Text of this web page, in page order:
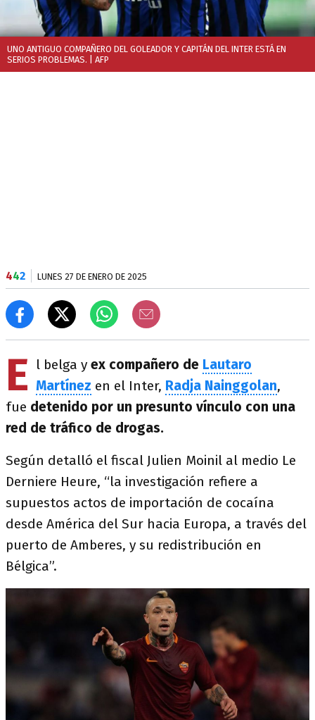
UNO ANTIGUO COMPAÑERO DEL GOLEADOR Y CAPITÁN DEL INTER ESTÁ EN
SERIOS PROBLEMAS. | AFP
442 LUNES 27 DE ENERO DE 2025
E l belga y ex compañero de Lautaro
Martínez en el Inter, Radja Nainggolan,
fue detenido por un presunto vínculo con una
red de tráfico de drogas.
Según detalló el fiscal Julien Moinil al medio Le
Derniere Heure, “la investigación refiere a
supuestos actos de importación de cocaína
desde América del Sur hacia Europa, a través del
puerto de Amberes, y su redistribución en
Bélgica”.